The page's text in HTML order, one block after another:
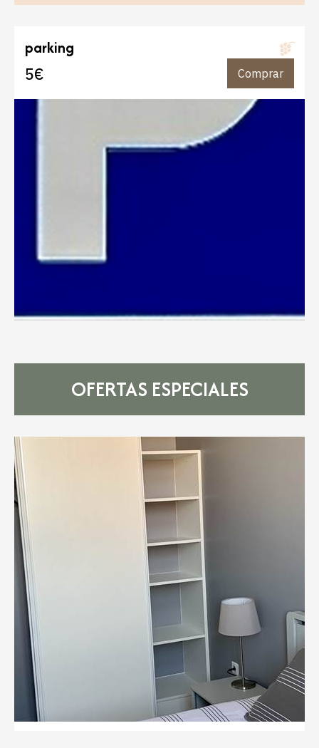
parking
5€
Comprar
OFERTAS ESPECIALES